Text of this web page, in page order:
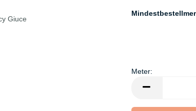
Meter:
Meter